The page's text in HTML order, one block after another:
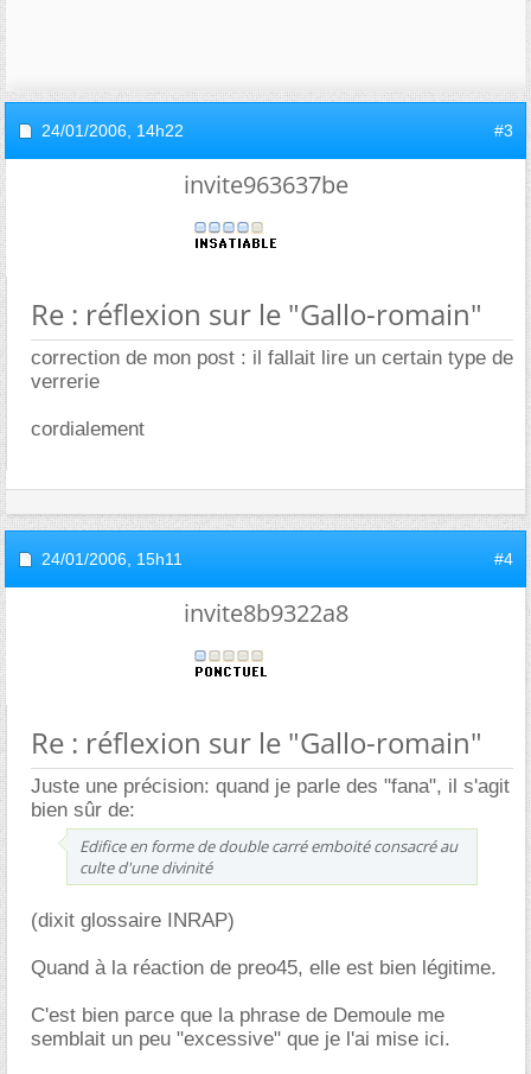
24/01/2006, 14h22 #3
invite963637be
Re : réflexion sur le "Gallo-romain"
correction de mon post : il fallait lire un certain type de
verrerie
cordialement
24/01/2006, 15h11 #4
invite8b9322a8
Re : réflexion sur le "Gallo-romain"
Juste une précision: quand je parle des "fana", il s'agit
bien sûr de:
Edifice en forme de double carré emboité consacré au
culte d'une divinité
(dixit glossaire INRAP)
Quand à la réaction de preo45, elle est bien légitime.
C'est bien parce que la phrase de Demoule me
semblait un peu "excessive" que je l'ai mise ici.